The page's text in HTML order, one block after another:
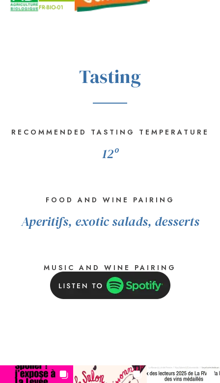
Tasting
RECOMMENDED TASTING TEMPERATURE
12º
FOOD AND WINE PAIRING
Aperitifs, exotic salads, desserts
MUSIC AND WINE PAIRING